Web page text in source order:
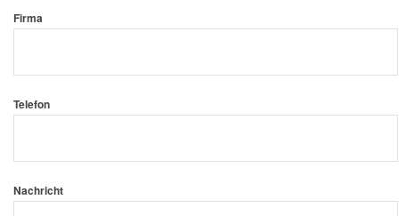
Firma
Telefon
Nachricht